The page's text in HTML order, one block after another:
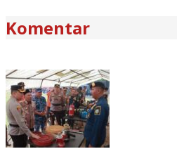
Komentar